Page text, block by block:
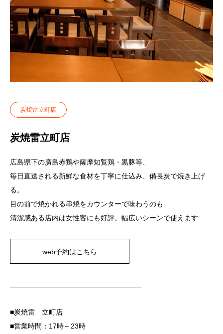
炭焼雷立町店
炭焼雷立町店
広島県下の廣島赤鶏や薩摩知覧鶏・黒豚等、
毎日直送される新鮮な食材を丁寧に仕込み、備長炭で焼き上げ
る。
目の前で焼かれる串焼をカウンターで味わうのも
清潔感ある店内は女性客にも好評。幅広いシーンで使えます
web予約はこちら
■炭焼雷 立町店
■営業時間：17時～23時